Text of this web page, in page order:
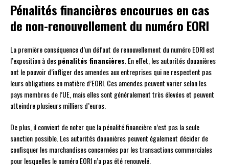
Pénalités financières encourues en cas
de non-renouvellement du numéro EORI
La première conséquence d’un défaut de renouvellement du numéro EORI est
l’exposition à despénalités financières . En effet, les autorités douanières
ont le pouvoir d’infliger des amendes aux entreprises qui ne respectent pas
leurs obligations en matière d’EORI. Ces amendes peuvent varier selon les
pays membres de l’UE, mais elles sont généralement très élevées et peuvent
atteindre plusieurs milliers d’euros.
De plus, il convient de noter que la pénalité financière n’est pas la seule
sanction possible. Les autorités douanières peuvent également décider de
confisquer les marchandises concernées par les transactions commerciales
pour lesquelles le numéro EORI n’a pas été renouvelé.